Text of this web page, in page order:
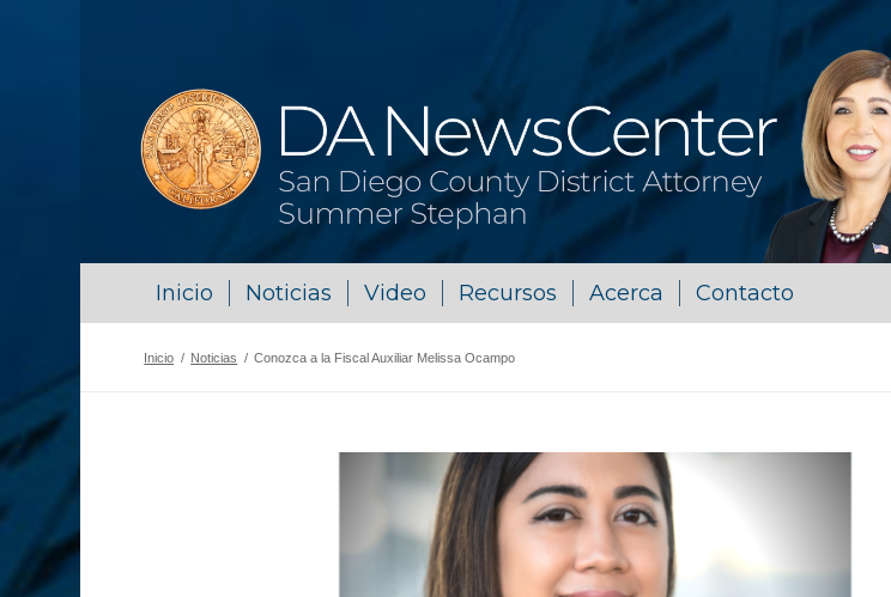
Inicio Noticias Video Recursos Acerca Contacto
Inicio / Noticias / Conozca a la Fiscal Auxiliar Melissa Ocampo